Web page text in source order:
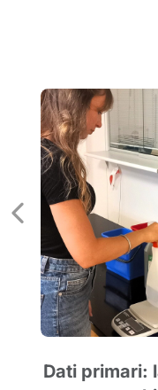
Dati primari: